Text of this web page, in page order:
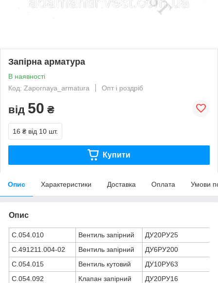
Запірна арматура
В наявності
Код: Zapornaya_armatura
Опт і роздріб
від 50 ₴
16 ₴ від 10 шт.
Купити
Опис Характеристики Доставка Оплата Умови
Опис
С.054.010 Вентиль запірний
ДУ20РУ25
С.491211.004-02
Вентиль запірний
ДУ6РУ200
С.054.015
Вентиль кутовий
ДУ10РУ63
С.054.092
Клапан запірний
ДУ20РУ16